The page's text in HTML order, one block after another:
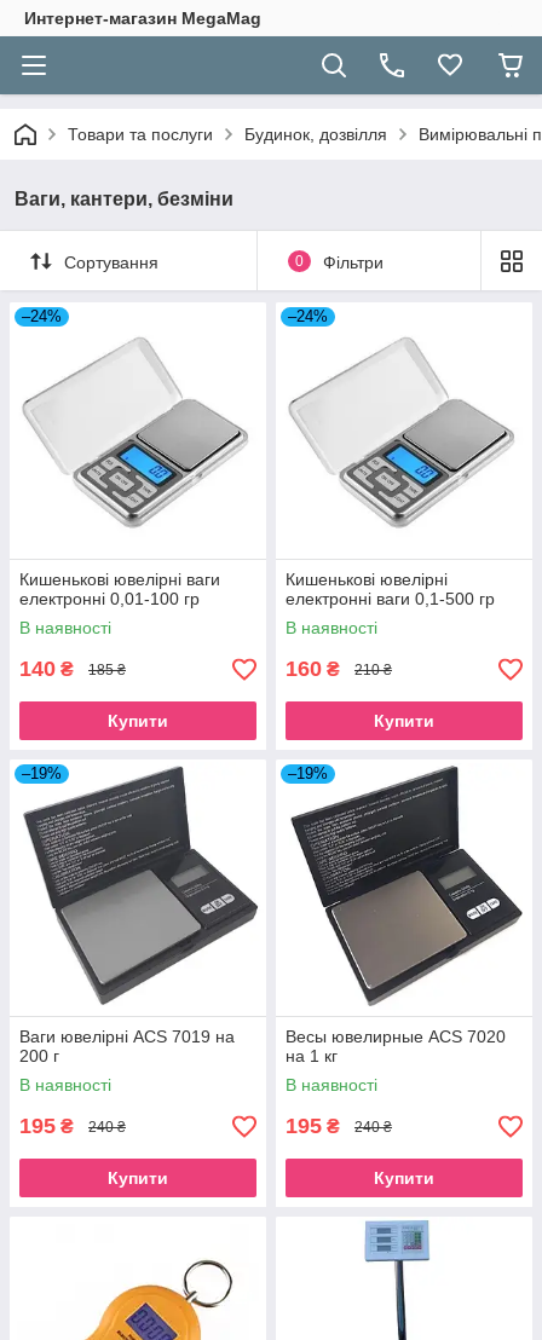
Интернет-магазин MegaMag
Товари та послуги Будинок, дозвілля Вимірювальні
Ваги, кантери, безміни
Сортування 0 Фільтри
–24%
Кишенькові ювелірні ваги
електронні 0,01-100 гр
В наявності
140 ₴ 185 ₴
Купити
–24%
Кишенькові ювелірні
електронні ваги 0,1-500 гр
В наявності
160 ₴ 210 ₴
Купити
–19%
Ваги ювелірні ACS 7019 на
200 г
В наявності
195 ₴ 240 ₴
Купити
–19%
Весы ювелирные ACS 7020
на 1 кг
В наявності
195 ₴ 240 ₴
Купити